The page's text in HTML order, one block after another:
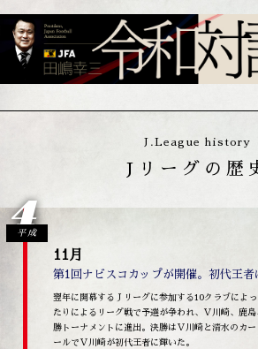
J.League history
Jリーグの歴
4
平成
11月
第1回ナビスコカップが開催。初代王者
翌年に開幕するＪリーグに参加する10クラブによ
たりによるリーグ戦で予選が争われ、Ｖ川崎、鹿
勝トーナメントに進出。決勝はＶ川崎と清水のカ
ールでＶ川崎が初代王者に輝いた。